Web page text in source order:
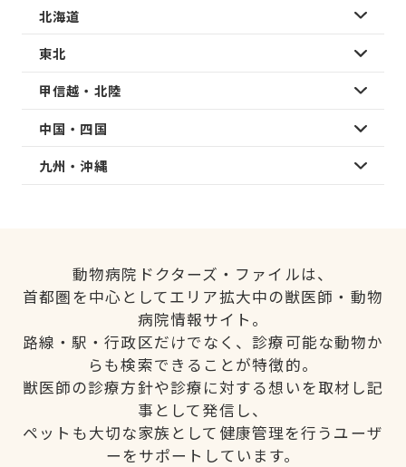
北海道
東北
甲信越・北陸
中国・四国
九州・沖縄
動物病院ドクターズ・ファイルは、
首都圏を中心としてエリア拡大中の獣医師・動物
病院情報サイト。
路線・駅・行政区だけでなく、診療可能な動物か
らも検索できることが特徴的。
獣医師の診療方針や診療に対する想いを取材し記
事として発信し、
ペットも大切な家族として健康管理を行うユーザ
ーをサポートしています。